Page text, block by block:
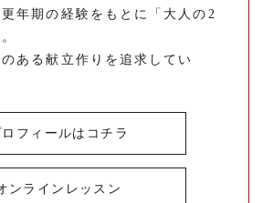
年期の経験をもとに「大人の2
ある献立作りを追求してい
ロフィールはコチラ
ンラインレッスン